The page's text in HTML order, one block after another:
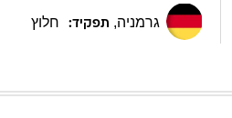
גרמניה, תפקיד: חלוץ